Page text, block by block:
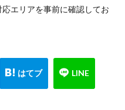
エリアを事前に確認してお